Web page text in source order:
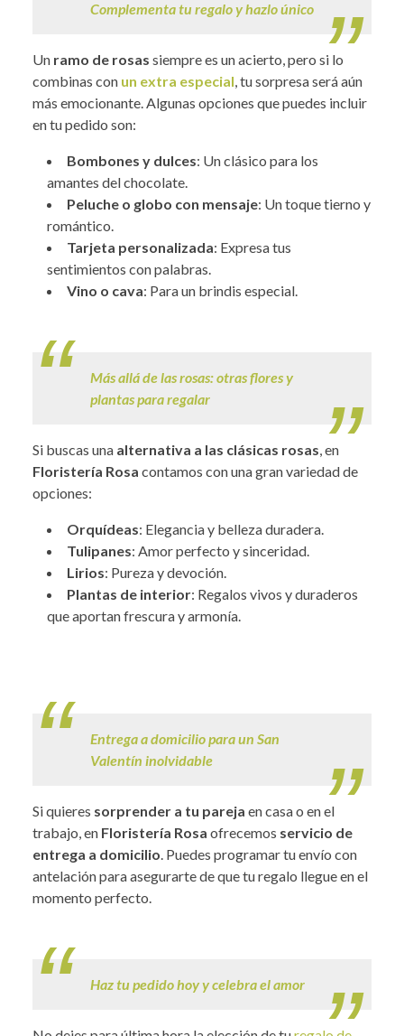
Complementa tu regalo y hazlo único
Un ramo de rosas siempre es un acierto, pero si lo
combinas con un extra especial, tu sorpresa será aún
más emocionante. Algunas opciones que puedes incluir
en tu pedido son:
Bombones y dulces: Un clásico para los
amantes del chocolate.
Peluche o globo con mensaje: Un toque tierno y
romántico.
Tarjeta personalizada: Expresa tus
sentimientos con palabras.
Vino o cava: Para un brindis especial.
Más allá de las rosas: otras flores y
plantas para regalar
Si buscas una alternativa a las clásicas rosas, en
Floristería Rosa contamos con una gran variedad de
opciones:
Orquídeas: Elegancia y belleza duradera.
Tulipanes: Amor perfecto y sinceridad.
Lirios: Pureza y devoción.
Plantas de interior: Regalos vivos y duraderos
que aportan frescura y armonía.
Entrega a domicilio para un San
Valentín inolvidable
Si quieres sorprender a tu pareja en casa o en el
trabajo, en Floristería Rosa ofrecemos servicio de
entrega a domicilio. Puedes programar tu envío con
antelación para asegurarte de que tu regalo llegue en el
momento perfecto.
Haz tu pedido hoy y celebra el amor